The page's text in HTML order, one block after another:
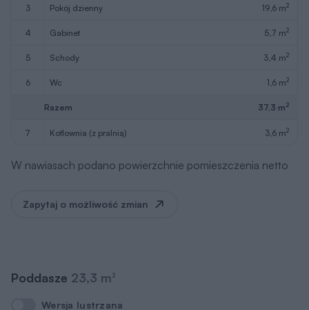
3 pokój dzienny 19,6 m2
4 gabinet 5,7 m2
5 schody 3,4 m2
6 wc 1,6 m2
Razem 37,3 m2
7 kotłownia (z pralnią) 3,6 m2
W nawiasach podano powierzchnie pomieszczenia netto
Zapytaj o możliwość zmian
Poddasze 23,3 m2
Wersja lustrzana
Wersja lustrzana